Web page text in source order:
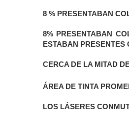
8 % PRESENTABAN
8% PRESENTABAN
ESTABAN
CERCA DE LA MITAD
ÁREA DE TINTA
LOS LÁSERES